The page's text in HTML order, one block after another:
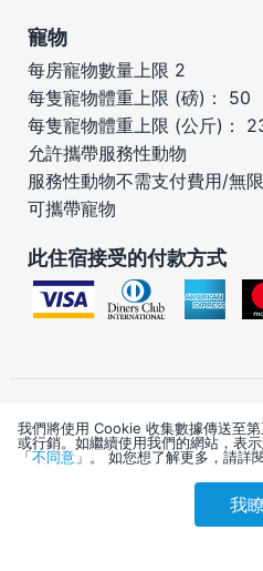
刷卡優惠
寵物
每房寵物數量上限 2
每隻寵物體重上限 (磅)： 50
每隻寵物體重上限 (公斤)：
允許攜帶服務性動物
服務性動物不需支付費用/無
可攜帶寵物
此住宿接受的付款方式
重要
我們將使用 Cookie 收集數據傳送至
或行銷。如繼續使用我們的網站，表
「不同意 」。 如您想了解更多，請詳
我